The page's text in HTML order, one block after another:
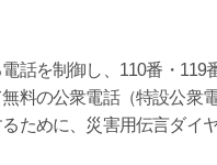
話を制御し、110番・119
料の公衆電話（特設公衆
ために、災害用伝言ダイ